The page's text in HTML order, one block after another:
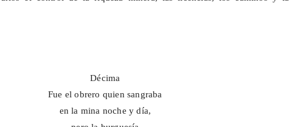
Décima
Fue el obrero quien sangraba
en la mina noche y día,